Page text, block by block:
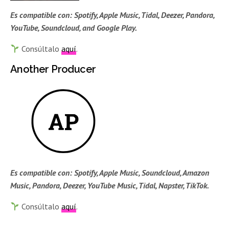
Es compatible con: Spotify, Apple Music, Tidal, Deezer, Pandora,
YouTube, Soundcloud, and Google Play.
Consúltaloaquí.
Another Producer
Es compatible con: Spotify, Apple Music, Soundcloud, Amazon
Music, Pandora, Deezer, YouTube Music, Tidal, Napster, TikTok.
Consúltaloaquí.